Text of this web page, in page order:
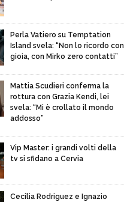
Perla Vatiero su Temptation
Island svela: “Non lo ricordo con
gioia, con Mirko zero contatti”
Mattia Scudieri conferma la
rottura con Grazia Kendi, lei
svela: “Mi è crollato il mondo
addosso”
Vip Master: i grandi volti della
tv si sfidano a Cervia
Cecilia Rodriguez e Ignazio